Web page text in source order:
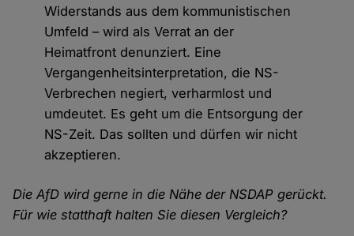
Widerstands aus dem kommunistischen
Umfeld – wird als Verrat an der
Heimatfront denunziert. Eine
Vergangenheitsinterpretation, die NS-
Verbrechen negiert, verharmlost und
umdeutet. Es geht um die Entsorgung der
NS-Zeit. Das sollten und dürfen wir nicht
akzeptieren.
Die AfD wird gerne in die Nähe der NSDAP gerückt.
Für wie statthaft halten Sie diesen Vergleich?